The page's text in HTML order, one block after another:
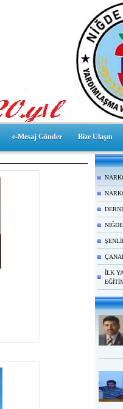
e-Mesaj Gönder Bize Ulaşın
İLK